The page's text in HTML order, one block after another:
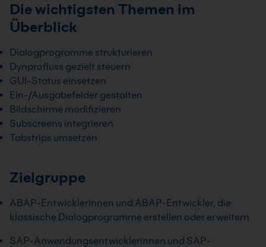
Die wichtigsten Themen im
Überblick
Dialogprogramme strukturieren
Dynprofluss gezielt steuern
GUI-Status einsetzen
Ein-/Ausgabefelder gestalten
Bildschirme modifizieren
Subscreens integrieren
Tabstrips umsetzen
Zielgruppe
ABAP-Entwicklerinnen und ABAP-Entwickler, die
klassische Dialogprogramme erstellen oder erweitern
SAP-Anwendungsentwicklerinnen und SAP-